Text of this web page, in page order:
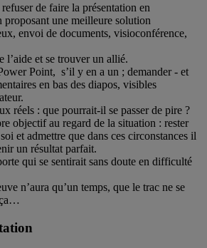
de faire la présentation en
proposant une meilleure solution
envoi de documents, visioconférence,
l’aide et se trouver un allié.
Point, s’il y en a un ; demander - et
en bas des diapos, visibles
réels : que pourrait-il se passer de pire ?
objectif au regard de la situation : rester
et admettre que dans ces circonstances il
un résultat parfait.
qui se sentirait sans doute en difficulté
n’aura qu’un temps, que le trac ne se